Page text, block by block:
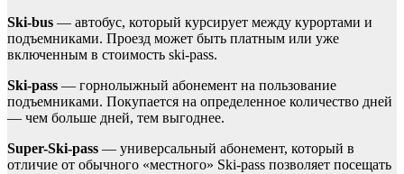
Ski-bus — автобус, который курсирует между курортами и
подъемниками. Проезд может быть платным или уже
включенным в стоимость ski-pass.
Ski-pass — горнолыжный абонемент на пользование
подъемниками. Покупается на определенное количество дней
— чем больше дней, тем выгоднее.
Super-Ski-pass — универсальный абонемент, который в
отличие от обычного «местного» Ski-pass позволяет посещать